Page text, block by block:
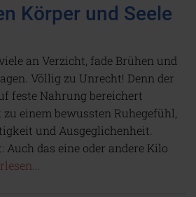
Körper und Seele
an Verzicht, fade Brühen und
Völlig zu Unrecht! Denn der
feste Nahrung bereichert
einem bewussten Ruhegefühl,
und Ausgeglichenheit.
Auch das eine oder andere Kilo